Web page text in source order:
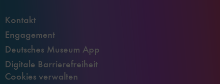
Kontakt
Engagement
Deutsches Museum App
Digitale Barrierefreiheit
Cookies verwalten